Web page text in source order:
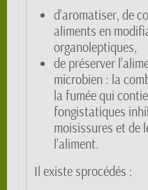
d’aromatiser, de
aliments en
organoleptiques,
de préserver
microbien : la
la fumée qui
fongistatiques
moisissures et de
l’aliment.
Il existe sprocédés :